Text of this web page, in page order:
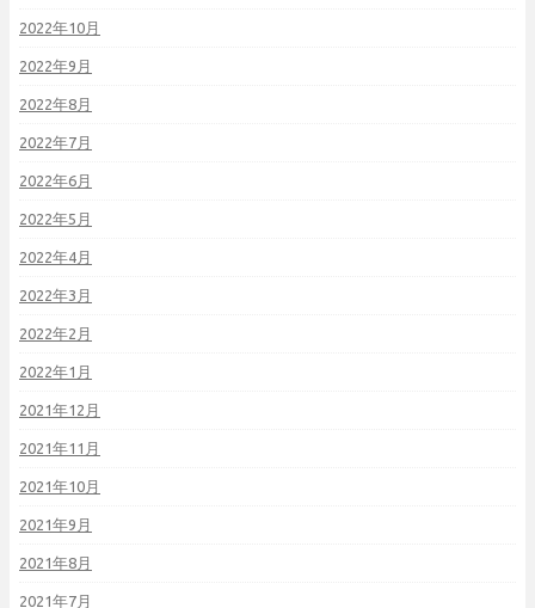
2022年10月
2022年9月
2022年8月
2022年7月
2022年6月
2022年5月
2022年4月
2022年3月
2022年2月
2022年1月
2021年12月
2021年11月
2021年10月
2021年9月
2021年8月
2021年7月